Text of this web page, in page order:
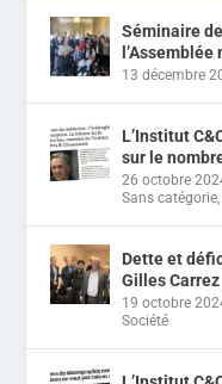
Séminaire
13 décembre
L’Institut
sur le
26 octobre
Sans catégorie
Dette et
Gilles Carrez
19 octobre
Société